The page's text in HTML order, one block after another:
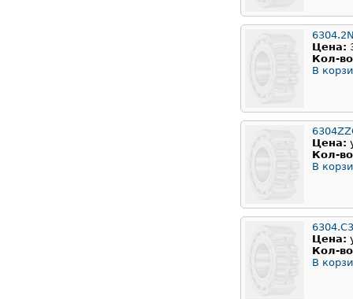
Цена:
Кол-
В
Цена:
Кол-
В
6304.C3
Цена:
Кол-
В